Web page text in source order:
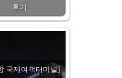
후기
국제여객터미널]